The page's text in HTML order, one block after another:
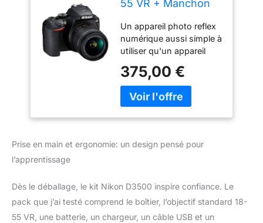
55 VR + Manchon
Un appareil photo reflex
numérique aussi simple à
utiliser qu'un appareil
compact et confortable,
idéal pour les voyages et
les événements spéciaux
traditionnels pour des
avec l'application Nikon
Snap Bridge pour
375,00 €
Prise en main et ergonomie: un design pensé pour
l’apprentissage
Dès le déballage, le kit Nikon D3500 inspire confiance. Le
pack que j’ai testé comprend le boîtier, l’objectif standard 18-
55 VR, une batterie, un chargeur, un câble USB et un